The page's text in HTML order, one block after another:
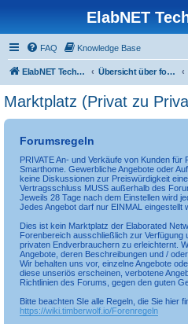
ElabNET
FAQ Knowledge Base
ElabNET Technik Forum Übersicht über forum.timberwolf.io
Marktplatz (Privat zu
Forumsregeln
PRIVATE An- und Verkäufe von Kunden
Smarthome. Gewerbliche Angebote oder
keine Diskussionen zur Preiswürdigkeit
Vertragsschluss MUSS außerhalb des
Jeweils 28 Tage nach dem Einstellen wird
Jedes Angebot darf nur EINMAL eingestellt
Dies ist kein Marktplatz der Elaborated
Forenbereich ausschließlich zur Verfügung
privaten Endverbrauchern zu erleichternt.
Angebote, deren Beschreibungen und /
Wir behalten uns vor, einzelne Angebote
diese unseriös erscheinen, verbotene
Richtlinien des Forums, gegen den guten
Bitte beachten SIe alle Regeln, die Sie hier
https://wiki.timberwolf.io/Forenregeln